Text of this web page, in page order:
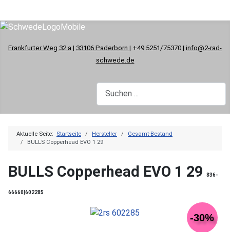
Frankfurter Weg 32 a | 33106 Paderborn | +49 5251/75370 | info@2-rad-
schwede.de
Aktuelle Seite: Startseite Hersteller
Gesamt-Bestand
BULLS Copperhead EVO 1 29
BULLS Copperhead EVO 1 29 836-
66660|602285
-30%